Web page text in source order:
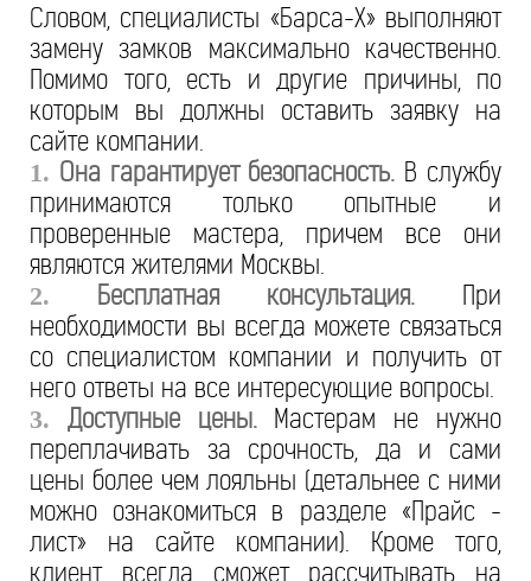
Словом, специалисты «Барса-Х» выполняют
замену замков максимально качественно.
Помимо того, есть и другие причины, по
которым вы должны оставить заявку на
сайте компании.
1. Она гарантирует безопасность. В службу
принимаются только опытные и
проверенные мастера, причем все они
являются жителями Москвы.
2. Бесплатная консультация. При
необходимости вы всегда можете связаться
со специалистом компании и получить от
него ответы на все интересующие вопросы.
3. Доступные цены.Мастерам не нужно
переплачивать за срочность, да и сами
цены более чем лояльны (детальнее с ними
можно ознакомиться в разделе «Прайс -
лист» на сайте компании). Кроме того,
клиент всегда сможет рассчитывать на